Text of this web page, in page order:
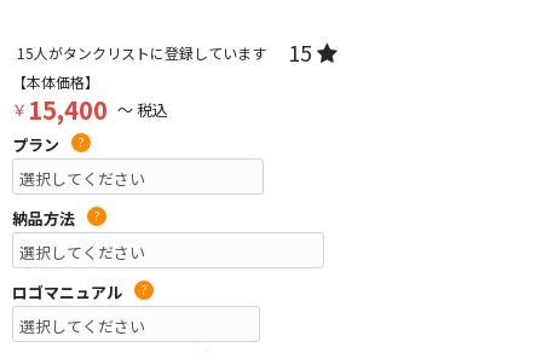
15人がタンクリストに登録しています 15
【本体価格】
￥ 15,400 ～ 税込
プラン
?
納品方法 ?
ロゴマニュアル ?